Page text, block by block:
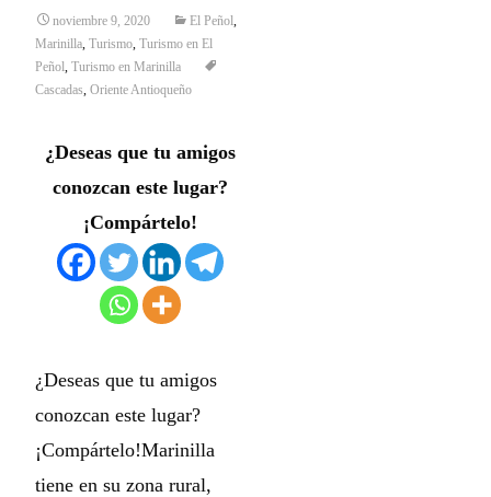
noviembre 9, 2020 El Peñol
Marinilla Turismo Turismo en El
Peñol Turismo en Marinilla
Cascadas Oriente Antioqueño
¿Deseas que tu amigos
conozcan este lugar?
¡Compártelo!
¿Deseas que tu amigos
conozcan este lugar?
¡Compártelo!Marinilla
tiene en su zona rural,